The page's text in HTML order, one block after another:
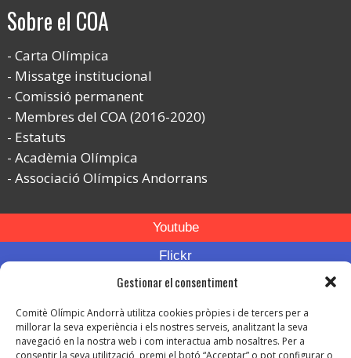
Gestionar el consentiment
Comitè Olímpic Andorrà utilitza cookies pròpies i de tercers per a
millorar la seva experiència i els nostres serveis, analitzant la seva
navegació en la nostra web i com interactua amb nosaltres. Per a
consentir la seva utilització, premi el botó “Acceptar” o pot configurar o
Sobre el COA
Carta Olímpica
Missatge institucional
Comissió permanent
Membres del COA (2016-2020)
Estatuts
Acadèmia Olímpica
Associació Olímpics Andorrans
Youtube
Flickr
Instagram